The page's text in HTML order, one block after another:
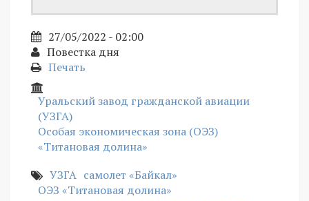
27/05/2022 - 02:00
Повестка дня
Печать
Уральский завод гражданской авиации
(УЗГА)
Особая экономическая зона (ОЭЗ)
«Титановая долина»
УЗГА самолет «Байкал»
ОЭЗ «Титановая долина»